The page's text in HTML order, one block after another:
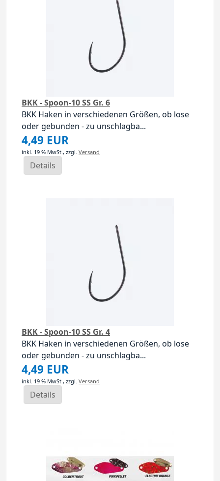
BKK - Spoon-10 SS Gr. 6
BKK Haken in verschiedenen Größen, ob lose
oder gebunden - zu unschlagba...
4,49 EUR
inkl. 19 % MwSt., zzgl. Versand
Details
BKK - Spoon-10 SS Gr. 4
BKK Haken in verschiedenen Größen, ob lose
oder gebunden - zu unschlagba...
4,49 EUR
inkl. 19 % MwSt., zzgl. Versand
Details